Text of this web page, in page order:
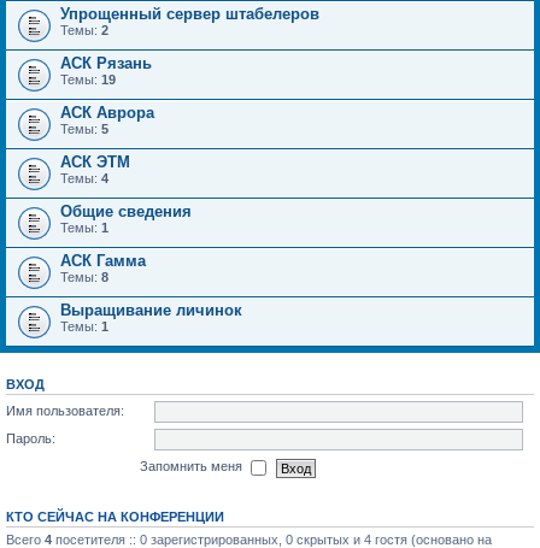
Упрощенный сервер штабелеров
Темы: 2
АСК Рязань
Темы: 19
АСК Аврора
Темы: 5
АСК ЭТМ
Темы: 4
Общие сведения
Темы: 1
АСК Гамма
Темы: 8
Выращивание личинок
Темы: 1
ВХОД
Имя пользователя:
Пароль:
Запомнить меня
КТО СЕЙЧАС НА КОНФЕРЕНЦИИ
Всего 4 посетителя :: 0 зарегистрированных, 0 скрытых и 4 гостя (основано на